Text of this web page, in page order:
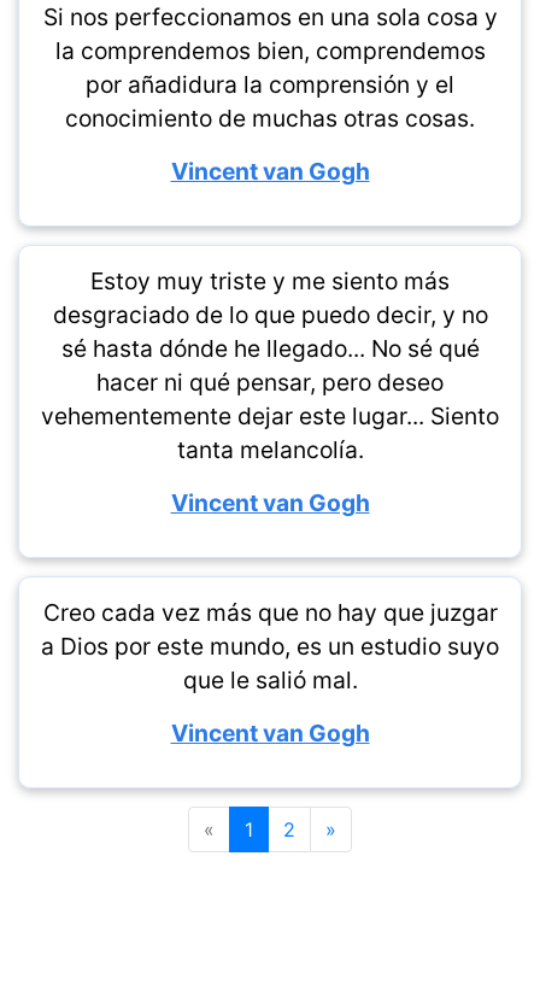
Si nos perfeccionamos en una sola cosa y
la comprendemos bien, comprendemos
por añadidura la comprensión y el
conocimiento de muchas otras cosas.
Vincent van Gogh
Estoy muy triste y me siento más
desgraciado de lo que puedo decir, y no
sé hasta dónde he llegado... No sé qué
hacer ni qué pensar, pero deseo
vehementemente dejar este lugar... Siento
tanta melancolía.
Vincent van Gogh
Creo cada vez más que no hay que juzgar
a Dios por este mundo, es un estudio suyo
que le salió mal.
Vincent van Gogh
« 1 2 »